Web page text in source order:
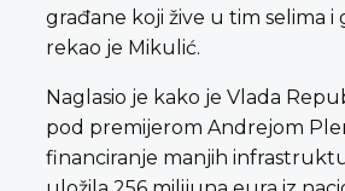
građane koji žive u tim selima i
rekao je Mikulić.
Naglasio je kako je Vlada
pod premijerom Andrejom
financiranje manjih